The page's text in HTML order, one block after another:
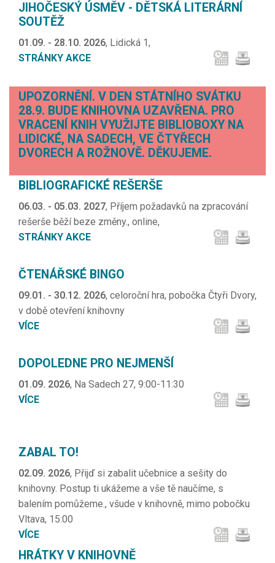
JIHOČESKÝ ÚSMĚV - DĚTSKÁ LITERÁRNÍ
SOUTĚŽ
01.09. - 28.10. 2026, Lidická 1,
STRÁNKY AKCE
UPOZORNĚNÍ. V DEN STÁTNÍHO SVÁTKU
28.9. BUDE KNIHOVNA UZAVŘENA. PRO
VRACENÍ KNIH VYUŽIJTE BIBLIOBOXY NA
LIDICKÉ, NA SADECH, VE ČTYŘECH
DVORECH A ROŽNOVĚ. DĚKUJEME.
BIBLIOGRAFICKÉ REŠERŠE
06.03. - 05.03. 2027, Příjem požadavků na zpracování
rešerše běží beze změny., online,
STRÁNKY AKCE
ČTENÁŘSKÉ BINGO
09.01. - 30.12. 2026, celoroční hra, pobočka Čtyři Dvory,
v době otevření knihovny
VÍCE
DOPOLEDNE PRO NEJMENŠÍ
01.09. 2026, Na Sadech 27, 9:00-11:30
VÍCE
ZABAL TO!
02.09. 2026, Přijď si zabalit učebnice a sešity do
knihovny. Postup ti ukážeme a vše tě naučíme, s
balením pomůžeme., všude v knihovně, mimo pobočku
Vltava, 15:00
VÍCE
HRÁTKY V KNIHOVNĚ